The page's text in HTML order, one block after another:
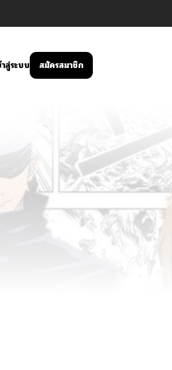
าสู่ระบบ สมัครสมาชิก